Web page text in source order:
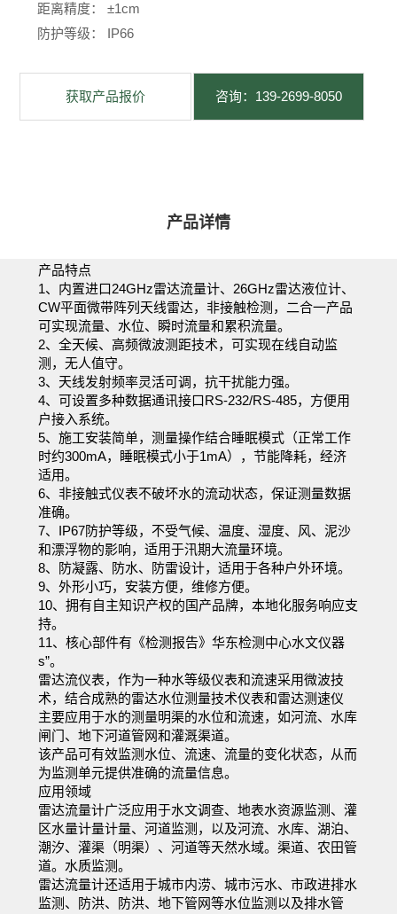
距离精度： ±1cm
防护等级： IP66
获取产品报价 咨询：139-2699-8050
产品详情
产品特点
1、内置进口24GHz雷达流量计、26GHz雷达液位计、
CW平面微带阵列天线雷达，非接触检测，二合一产品
可实现流量、水位、瞬时流量和累积流量。
2、全天候、高频微波测距技术，可实现在线自动监
测，无人值守。
3、天线发射频率灵活可调，抗干扰能力强。
4、可设置多种数据通讯接口RS-232/RS-485，方便用
户接入系统。
5、施工安装简单，测量操作结合睡眠模式（正常工作
时约300mA，睡眠模式小于1mA），节能降耗，经济
适用。
6、非接触式仪表不破坏水的流动状态，保证测量数据
准确。
7、IP67防护等级，不受气候、温度、湿度、风、泥沙
和漂浮物的影响，适用于汛期大流量环境。
8、防凝露、防水、防雷设计，适用于各种户外环境。
9、外形小巧，安装方便，维修方便。
10、拥有自主知识产权的国产品牌，本地化服务响应支
持。
11、核心部件有《检测报告》华东检测中心水文仪器
s”。
雷达流仪表，作为一种水等级仪表和流速采用微波技
术，结合成熟的雷达水位测量技术仪表和雷达测速仪
主要应用于水的测量明渠的水位和流速，如河流、水库
闸门、地下河道管网和灌溉渠道。
该产品可有效监测水位、流速、流量的变化状态，从而
为监测单元提供准确的流量信息。
应用领域
雷达流量计广泛应用于水文调查、地表水资源监测、灌
区水量计量计量、河道监测，以及河流、水库、湖泊、
潮汐、灌渠（明渠）、河道等天然水域。渠道、农田管
道。水质监测。
雷达流量计还适用于城市内涝、城市污水、市政进排水
监测、防洪、防洪、地下管网等水位监测以及排水管